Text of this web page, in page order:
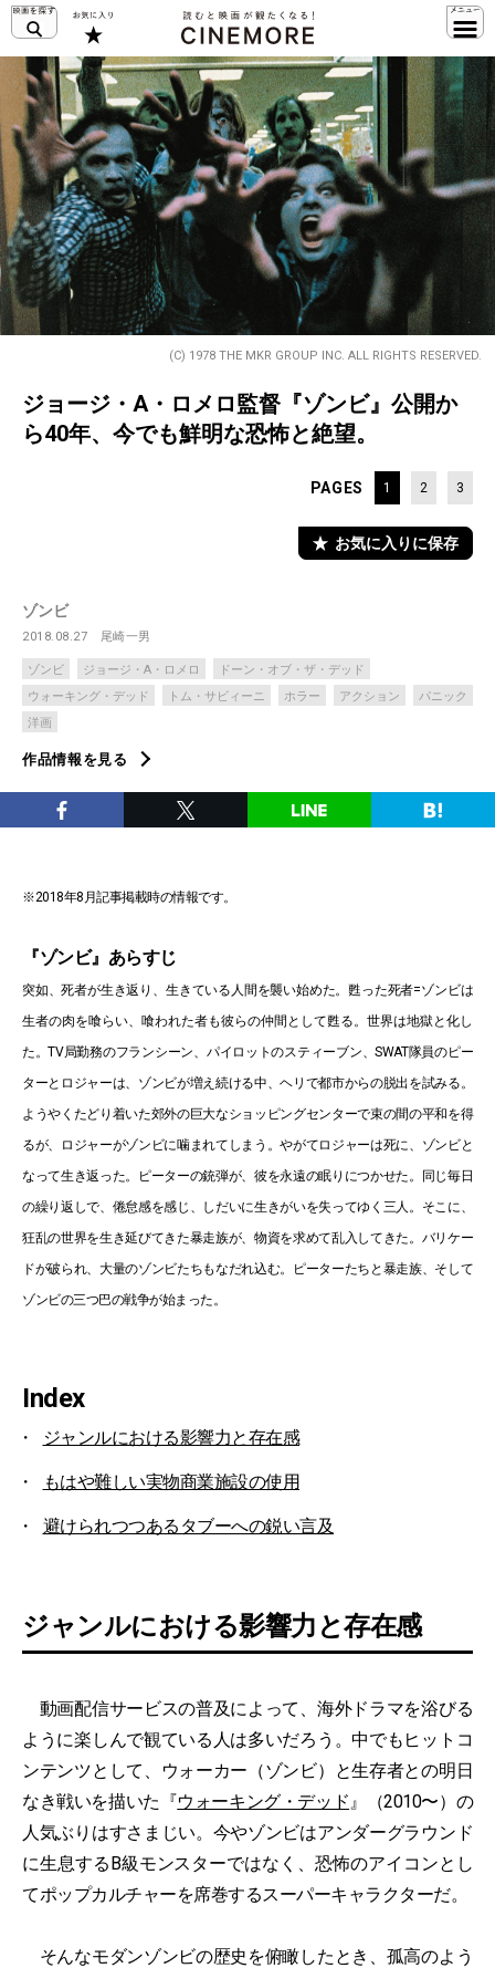
(C) 1978 THE MKR GROUP INC. ALL RIGHTS RESERVED.
ジョージ・A・ロメロ監督『ゾンビ』公開か
ら40年、今でも鮮明な恐怖と絶望。
PAGES 1 2 3
お気に入りに保存
ゾンビ
2018.08.27 尾崎一男
ゾンビ ジョージ・A・ロメロ
ドーン・オブ・ザ・デッド
ウォーキング・デッド
トム・サビィーニ ホラー アクション
パニック
洋画
作品情報を見る
※2018年8月記事掲載時の情報です。
『ゾンビ』あらすじ
突如、死者が生き返り、生きている人間を襲い始めた。甦った死者=ゾンビは
生者の肉を喰らい、喰われた者も彼らの仲間として甦る。世界は地獄と化し
た。TV局勤務のフランシーン、パイロットのスティーブン、SWAT隊員のピー
ターとロジャーは、ゾンビが増え続ける中、ヘリで都市からの脱出を試みる。
ようやくたどり着いた郊外の巨大なショッピングセンターで束の間の平和を得
るが、ロジャーがゾンビに噛まれてしまう。やがてロジャーは死に、ゾンビと
なって生き返った。ピーターの銃弾が、彼を永遠の眠りにつかせた。同じ毎日
の繰り返しで、倦怠感を感じ、しだいに生きがいを失ってゆく三人。そこに、
狂乱の世界を生き延びてきた暴走族が、物資を求めて乱入してきた。バリケー
ドが破られ、大量のゾンビたちもなだれ込む。ピーターたちと暴走族、そして
ゾンビの三つ巴の戦争が始まった。
Index
ジャンルにおける影響力と存在感
もはや難しい実物商業施設の使用
避けられつつあるタブーへの鋭い言及
ジャンルにおける影響力と存在感
動画配信サービスの普及によって、海外ドラマを浴びる
ように楽しんで観ている人は多いだろう。中でもヒットコ
ンテンツとして、ウォーカー（ゾンビ）と生存者との明日
なき戦いを描いた『ウォーキング・デッド』（2010〜）の
人気ぶりはすさまじい。今やゾンビはアンダーグラウンド
に生息するB級モンスターではなく、恐怖のアイコンとし
てポップカルチャーを席巻するスーパーキャラクターだ。
そんなモダンゾンビの歴史を俯瞰したとき、孤高のよう